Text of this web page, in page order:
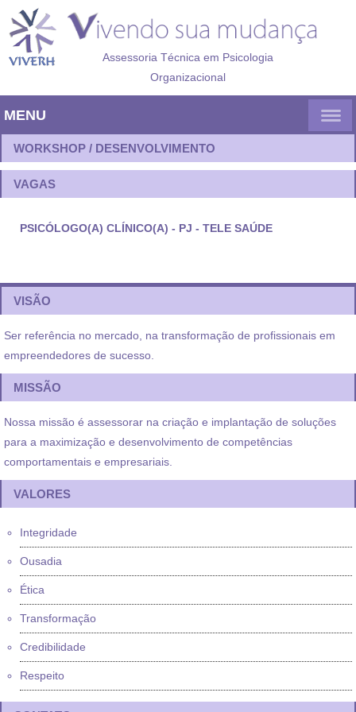
Assessoria Técnica em Psicologia
Organizacional
WORKSHOP / DESENVOLVIMENTO
VAGAS
PSICÓLOGO(A) CLÍNICO(A) - PJ - TELE SAÚDE
VISÃO
Ser referência no mercado, na transformação de profissionais em
empreendedores de sucesso.
MISSÃO
Nossa missão é assessorar na criação e implantação de soluções
para a maximização e desenvolvimento de competências
comportamentais e empresariais.
VALORES
Integridade
Ousadia
Ética
Transformação
Credibilidade
Respeito